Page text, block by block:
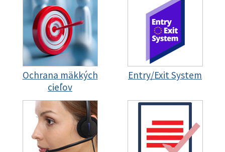
Ochrana mäkkých
cieľov
Entry/Exit System